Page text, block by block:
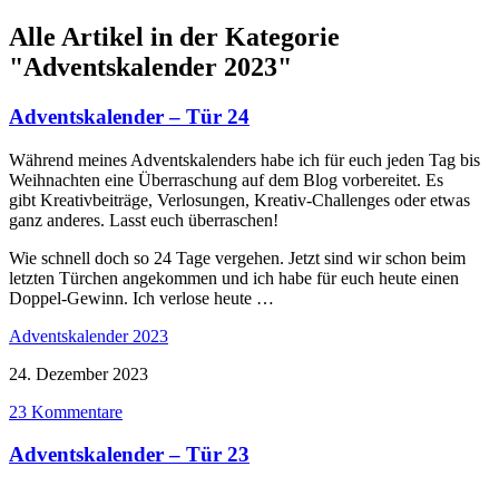
Alle Artikel in der Kategorie
"Adventskalender 2023"
Adventskalender – Tür 24
Während meines Adventskalenders habe ich für euch jeden Tag bis
Weihnachten eine Überraschung auf dem Blog vorbereitet. Es
gibt Kreativbeiträge, Verlosungen, Kreativ-Challenges oder etwas
ganz anderes. Lasst euch überraschen!
Wie schnell doch so 24 Tage vergehen. Jetzt sind wir schon beim
letzten Türchen angekommen und ich habe für euch heute einen
Doppel-Gewinn. Ich verlose heute …
Adventskalender 2023
24. Dezember 2023
23 Kommentare
Adventskalender – Tür 23